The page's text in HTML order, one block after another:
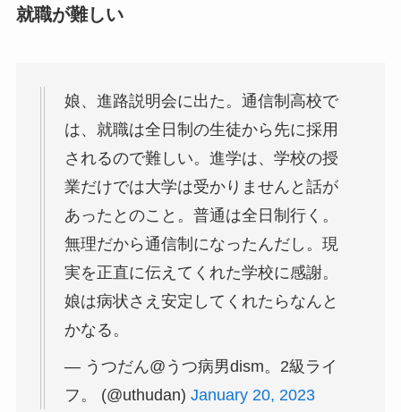
就職が難しい
娘、進路説明会に出た。通信制高校で
は、就職は全日制の生徒から先に採用
されるので難しい。進学は、学校の授
業だけでは大学は受かりませんと話が
あったとのこと。普通は全日制行く。
無理だから通信制になったんだし。現
実を正直に伝えてくれた学校に感謝。
娘は病状さえ安定してくれたらなんと
かなる。
— うつだん@うつ病男dism。2級ライ
フ。 (@uthudan) January 20, 2023